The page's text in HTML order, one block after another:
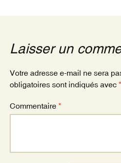
e
o
o
k
er
g
Laisser un
Votre adresse e-mail ne sera
obligatoires sont indiqués avec *
Commentaire *